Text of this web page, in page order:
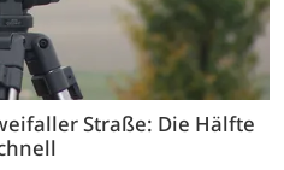
Straße: Die Hälfte